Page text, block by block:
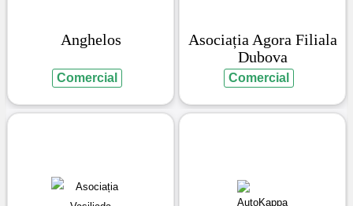
Anghelos
Comercial
Asociația Agora Filiala
Dubova
Comercial